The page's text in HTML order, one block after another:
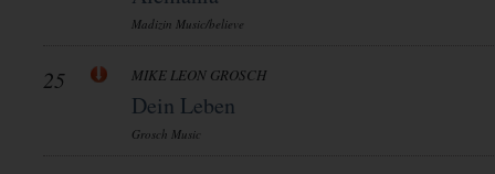
Madizin Music/believe
25 MIKE LEON GROSCH
Dein Leben
Grosch Music